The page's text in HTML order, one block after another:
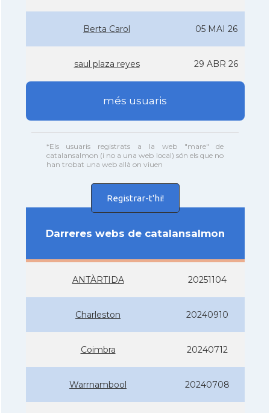
Berta Carol 05 MAI 26
saul plaza reyes 29 ABR 26
més usuaris
*Els usuaris registrats a la web "mare" de
catalansalmon (i no a una web local) són els que no
han trobat una web allà on viuen
Registrar-t'hi!
Darreres webs de catalansalmon
ANTÀRTIDA 20251104
Charleston 20240910
Coimbra 20240712
Warrnambool 20240708